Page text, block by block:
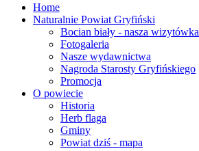
Home
Naturalnie Powiat Gryfiński
Bocian biały - nasza wizytówka
Fotogaleria
Nasze wydawnictwa
Nagroda Starosty Gryfińskiego
Promocja
O powiecie
Historia
Herb flaga
Gminy
Powiat dziś - mapa